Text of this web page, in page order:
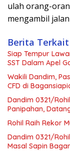
ulah orang-
mengambil
Berita Terkait
Siap Tempur
SST Dalam Apel
Wakili Dandim,
CFD di
Dandim 0321/
Panipahan,
Rohil Raih Rekor
Dandim 0321/
Masal Sapin